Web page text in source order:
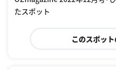
たスポット
このスポッ